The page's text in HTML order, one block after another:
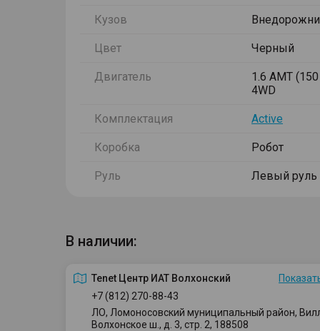
Кузов
Цвет Черный
Двигатель
1.6 AMT (150
4WD
Комплектация Active
Коробка Робот
Руль Левый руль
В наличии:
Tenet Центр ИАТ Волхонский
+7 (812) 270-88-43
ЛО, Ломоносовский муниципальный район,
Волхонское ш., д. 3, стр. 2, 188508